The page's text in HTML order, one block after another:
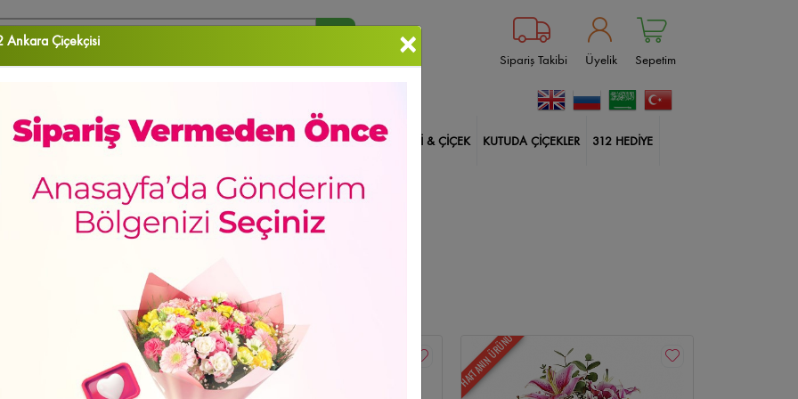
: Orkide Papatya Gül Vazo Çiçekleri Aranjman
Sipariş Takibi Üyelik Sepetim
ÇİÇEK DOĞUM GÜNÜ DÜĞÜN & AÇILIŞ ÇELENKLERİ ORKİDELER BİTKİ & ÇİÇEK KUTUDA ÇİÇEKLER 312 HEDİYE
Sevgiliye Doğum Günü Meyve Sepetleri Gül Kutuları Lilyum&Kazablanka
Kalp Kutuda Güller Kutu Çiçekler
Papatya Mamak Çiçekçi Papatya & Gerbera
Çayyolu Çiçekçi Şebboy/Lisyantus Yıldönümü Sincan Çiçekçi
Çiçekçi Çiçek Buketleri Altındağ Çiçekçi İçimden Geldi Çiçek Aranjmanları Etlik Çiçekçi Geçmiş Olsun
GÜNÜN FIRSATI HAFTANIN ÜRÜNÜ
Ankara Çiçekçisi ×